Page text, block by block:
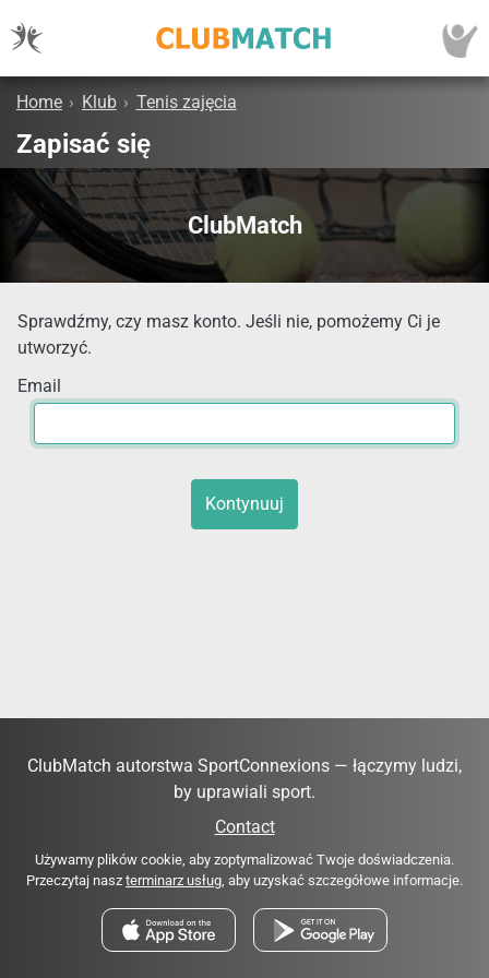
Home › Klub › Tenis zajęcia
Zapisać się
ClubMatch
Sprawdźmy, czy masz konto. Jeśli nie, pomożemy Ci je
utworzyć.
Email
Kontynuuj
ClubMatch autorstwa SportConnexions — łączymy ludzi,
by uprawiali sport.
Contact
Używamy plików cookie, aby zoptymalizować Twoje doświadczenia.
Przeczytaj nasz terminarz usług, aby uzyskać szczegółowe informacje.